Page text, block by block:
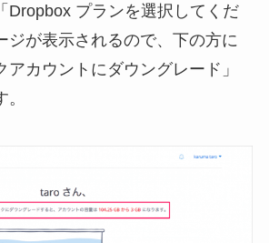
Dropbox プランを選択してくだ
ジが表示されるので、下の方に
アカウントにダウングレード」